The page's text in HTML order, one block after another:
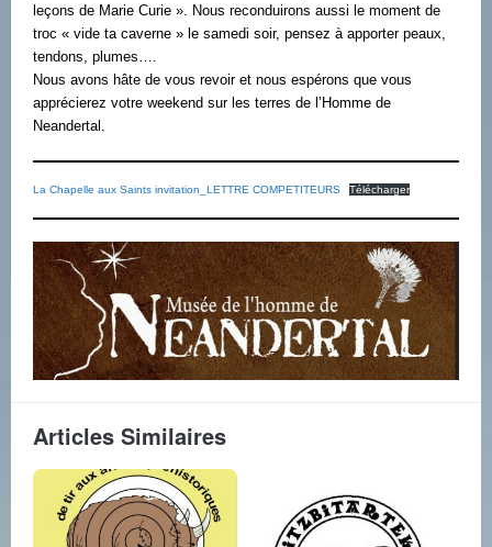
leçons de Marie Curie ». Nous reconduirons aussi le moment de
troc « vide ta caverne » le samedi soir, pensez à apporter peaux,
tendons, plumes….
Nous avons hâte de vous revoir et nous espérons que vous
apprécierez votre weekend sur les terres de l’Homme de
Neandertal.
La Chapelle aux Saints invitation_LETTRE COMPETITEURS Télécharger
Articles Similaires